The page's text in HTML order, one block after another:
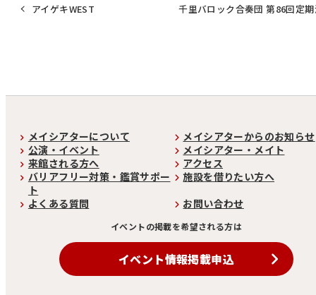
アイゲキWEST 千里バロック合奏団 第86回定
メイシアターについて
メイシアターからのお知らせ
公演・イベント
メイシアター・メイト
来館される方へ
アクセス
バリアフリー対策・鑑賞サポー
ト
施設を借りたい方へ
よくある質問
お問い合わせ
イベントの掲載を希望される方は
イベント情報掲載申込